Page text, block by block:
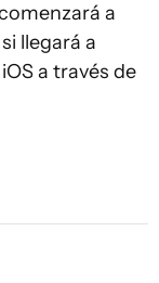
a
llegará a
a través de